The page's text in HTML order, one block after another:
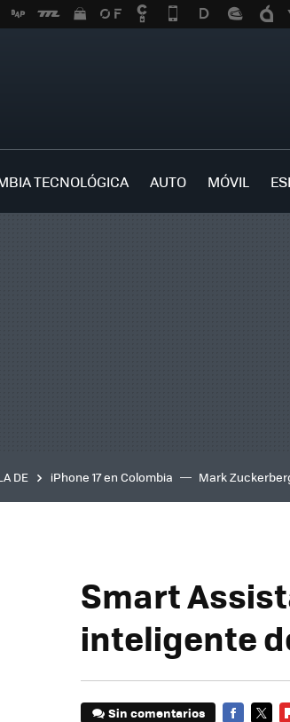
TECNOLÓGICA AUTO MÓVIL
DE iPhone 17 en Colombia Mark
inteligente
IA TCL C8K
Smart
inteligente
Sin comentarios